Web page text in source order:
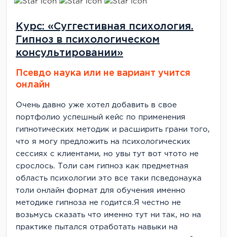
Курс: «Суггестивная психология.
Гипноз в психологическом
консультировании»
Псевдо наука или не вариант учится
онлайн
Очень давно уже хотел добавить в свое
портфолио успешный кейс по применения
гипнотических методик и расширить грани того,
что я могу предложить на психологических
сессиях с клиентами, но увы тут вот чтото не
срослось. Толи сам гипноз как предметная
область психологии это все таки псведонаука
толи онлайн формат для обучения именно
методике гипноза не годится.Я честно не
возьмусь сказать что именно тут ни так, но на
практике пытался отработать навыки на